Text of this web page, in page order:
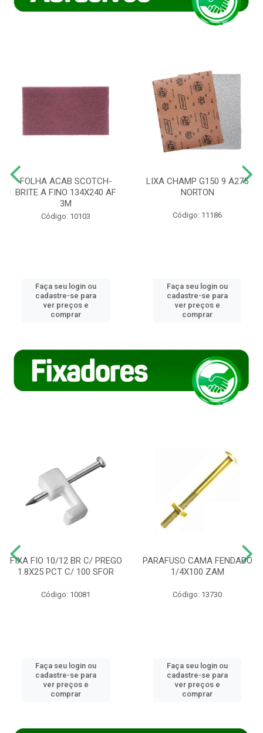
FOLHA ACAB SCOTCH-
BRITE A FINO 134X240 AF
3M
Código: 10103
Faça seu login ou
cadastre-se para
ver preços e
comprar
LIXA CHAMP G150 9 A275
NORTON
Código: 11186
Faça seu login ou
cadastre-se para
ver preços e
comprar
FIXA FIO 10/12 BR C/ PREGO
1.8X25 PCT C/ 100 SFOR
Código: 10081
Faça seu login ou
cadastre-se para
ver preços e
comprar
PARAFUSO CAMA FENDADO
1/4X100 ZAM
Código: 13730
Faça seu login ou
cadastre-se para
ver preços e
comprar